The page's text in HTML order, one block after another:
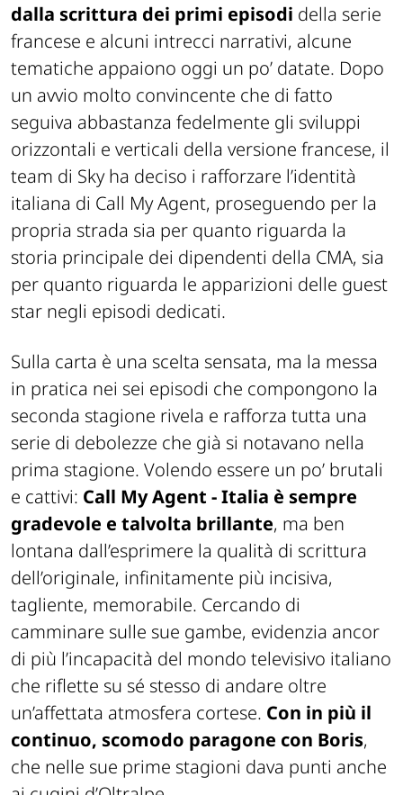
dalla scrittura dei primi episodi della serie
francese e alcuni intrecci narrativi, alcune
tematiche appaiono oggi un po’ datate. Dopo
un avvio molto convincente che di fatto
seguiva abbastanza fedelmente gli sviluppi
orizzontali e verticali della versione francese, il
team di Sky ha deciso i rafforzare l’identità
italiana di Call My Agent, proseguendo per la
propria strada sia per quanto riguarda la
storia principale dei dipendenti della CMA, sia
per quanto riguarda le apparizioni delle guest
star negli episodi dedicati.
Sulla carta è una scelta sensata, ma la messa
in pratica nei sei episodi che compongono la
seconda stagione rivela e rafforza tutta una
serie di debolezze che già si notavano nella
prima stagione. Volendo essere un po’ brutali
e cattivi: Call My Agent - Italia è sempre
gradevole e talvolta brillante, ma ben
lontana dall’esprimere la qualità di scrittura
dell’originale, infinitamente più incisiva,
tagliente, memorabile. Cercando di
camminare sulle sue gambe, evidenzia ancor
di più l’incapacità del mondo televisivo italiano
che riflette su sé stesso di andare oltre
un’affettata atmosfera cortese. Con in più il
continuo, scomodo paragone con Boris,
che nelle sue prime stagioni dava punti anche